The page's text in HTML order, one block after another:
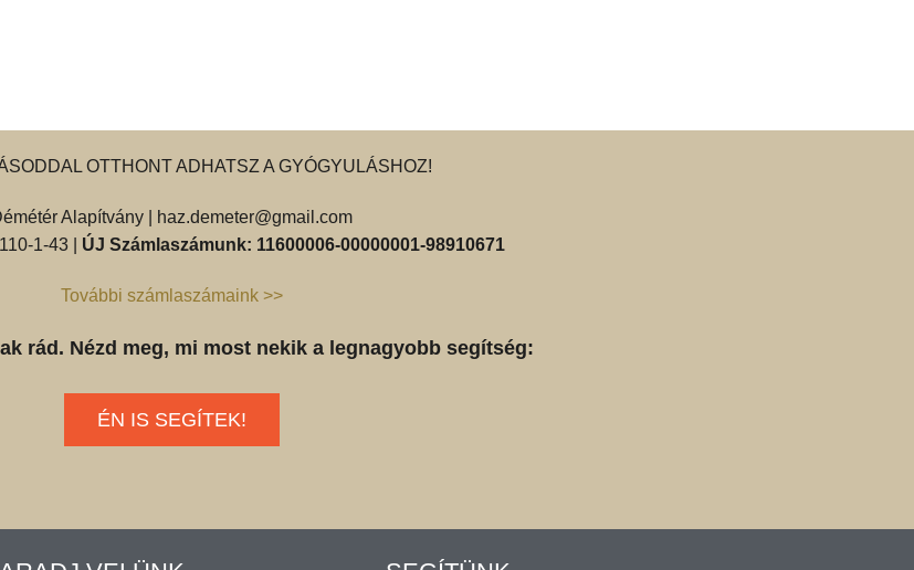
OTTHONT ADHATSZ A GYÓGYULÁSHOZ!
Alapítvány |
haz.demeter@gmail.com
1-43 | ÚJ Számlaszámunk: 11600006-00000001-98910671
További számlaszámaink >>
rád. Nézd meg, mi most nekik a legnagyobb segítség:
ÉN IS SEGÍTEK!